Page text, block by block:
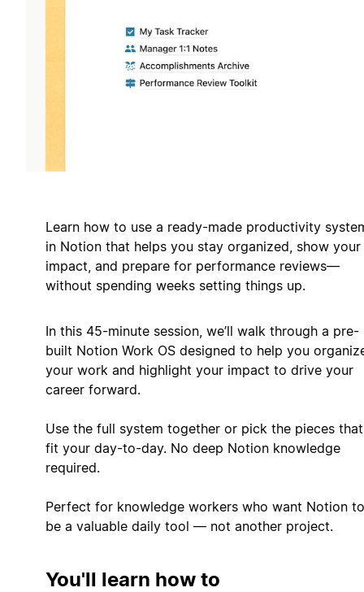
Learn how to use a ready-made productivity
in Notion that helps you stay organized, show your
impact, and prepare for performance reviews—
without spending weeks setting things up.
In this 45-minute session, we’ll walk through a pre-
built Notion Work OS designed to help you
your work and highlight your impact to drive your
career forward.
Use the full system together or pick the pieces that
fit your day-to-day. No deep Notion knowledge
required.
‍Perfect for knowledge workers who want Notion to
be a valuable daily tool — not another project.
You'll learn how to